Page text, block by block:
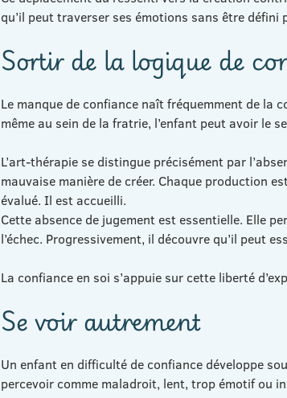
qu’il peut traverser ses émotions sans être défini
Sortir de la logique de
Le manque de confiance naît fréquemment de la
même au sein de la fratrie, l’enfant peut avoir le
L’art-thérapie se distingue précisément par
mauvaise manière de créer. Chaque production
évalué. Il est accueilli.
Cette absence de jugement est essentielle. Elle
l’échec. Progressivement, il découvre qu’il peut
La confiance en soi s’appuie sur cette liberté
Se voir autrement
Un enfant en difficulté de confiance développe
percevoir comme maladroit, lent, trop émotif ou